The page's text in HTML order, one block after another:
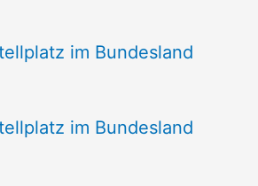
im Bundesland
im Bundesland